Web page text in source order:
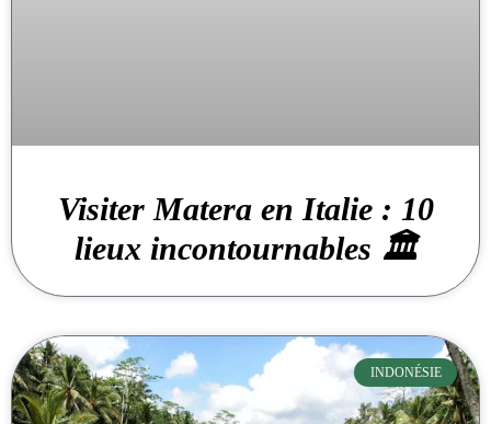
Visiter Matera en Italie : 10
lieux incontournables 🏛️
INDONÉSIE